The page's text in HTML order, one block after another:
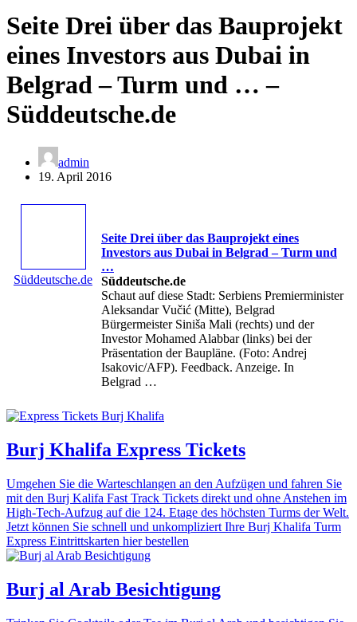
Seite Drei über das Bauprojekt
eines Investors aus Dubai in
Belgrad – Turm und … –
Süddeutsche.de
admin
19. April 2016
Süddeutsche.de
Seite Drei über das Bauprojekt eines
Investors aus Dubai in Belgrad – Turm und
…
Süddeutsche.de
Schaut auf diese Stadt: Serbiens Premierminister
Aleksandar Vučić (Mitte), Belgrad
Bürgermeister Siniša Mali (rechts) und der
Investor Mohamed Alabbar (links) bei der
Präsentation der Baupläne. (Foto: Andrej
Isakovic/AFP). Feedback. Anzeige. In
Belgrad …
Burj Khalifa Express Tickets
Umgehen Sie die Warteschlangen an den Aufzügen und fahren Sie
mit den Burj Kalifa Fast Track Tickets direkt und ohne Anstehen im
High-Tech-Aufzug auf die 124. Etage des höchsten Turms der Welt.
Jetzt können Sie schnell und unkompliziert Ihre Burj Khalifa Turm
Express Eintrittskarten hier bestellen
Burj al Arab Besichtigung